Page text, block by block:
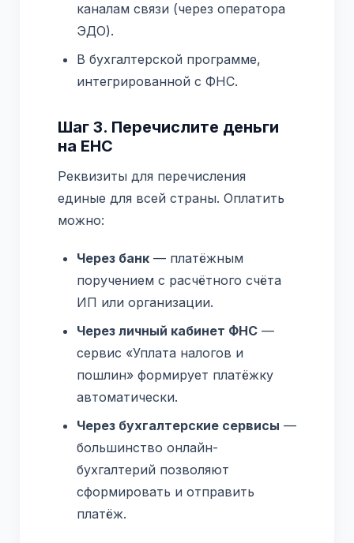
каналам связи (через оператора
ЭДО).
В бухгалтерской программе,
интегрированной с ФНС.
Шаг 3. Перечислите деньги
на ЕНС
Реквизиты для перечисления
единые для всей страны. Оплатить
можно:
Через банк — платёжным
поручением с расчётного счёта
ИП или организации.
Через личный кабинет ФНС —
сервис «Уплата налогов и
пошлин» формирует платёжку
автоматически.
Через бухгалтерские сервисы —
большинство онлайн-
бухгалтерий позволяют
сформировать и отправить
платёж.